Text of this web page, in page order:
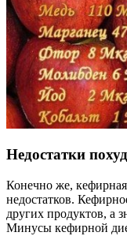
Недостатки
Конечно же,
недостатков.
других продуктов, а
Минусы кефирной